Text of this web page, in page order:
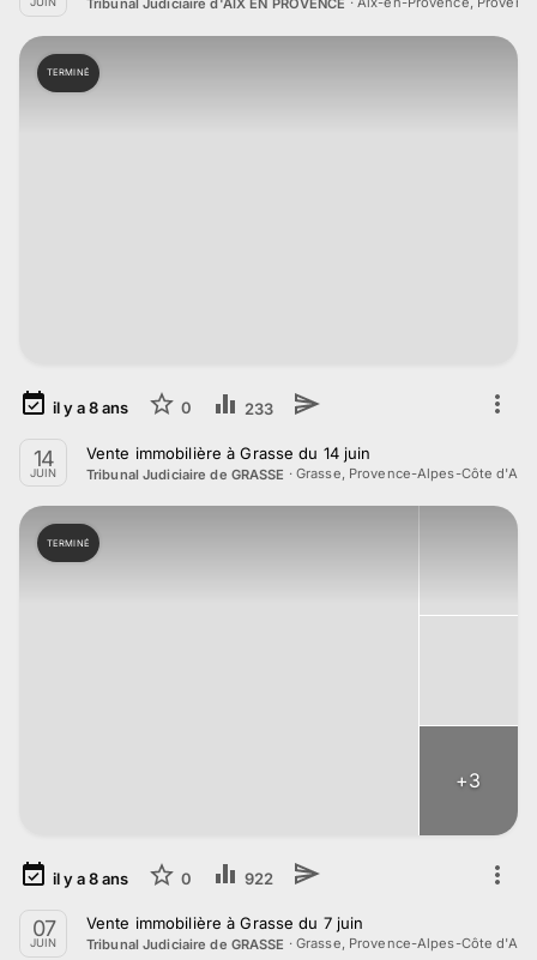
Tribunal Judiciaire d'AIX EN PROVENCE
TERMINÉ
il y a8ans 0 233
14
JUIN
Vente immobilière à Grasse du 14 juin
Tribunal Judiciaire de GRASSE · Grasse, Provence-Alpes-Côte
TERMINÉ
+3
il y a8ans 0 922
07
JUIN
Vente immobilière à Grasse du 7 juin
Tribunal Judiciaire de GRASSE · Grasse, Provence-Alpes-Côte